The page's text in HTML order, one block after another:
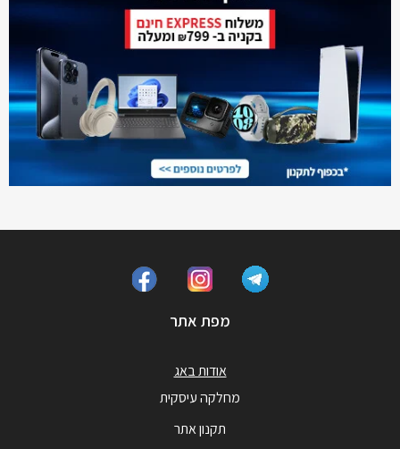
מפת אתר
אודות באג
מחלקה עיסקית
תקנון אתר